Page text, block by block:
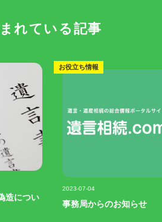
れている記事
造につい
お役立ち情報
2023-07-04
事務局からのお知らせ